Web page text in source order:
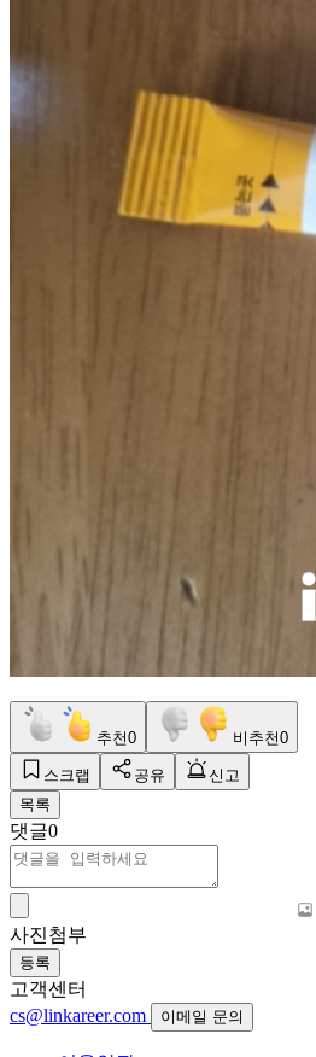
추천0 비추천0
스크랩 공유
신고
목록
댓글0
사진첨부
등록
고객센터
cs@linkareer.com
이메일 문의